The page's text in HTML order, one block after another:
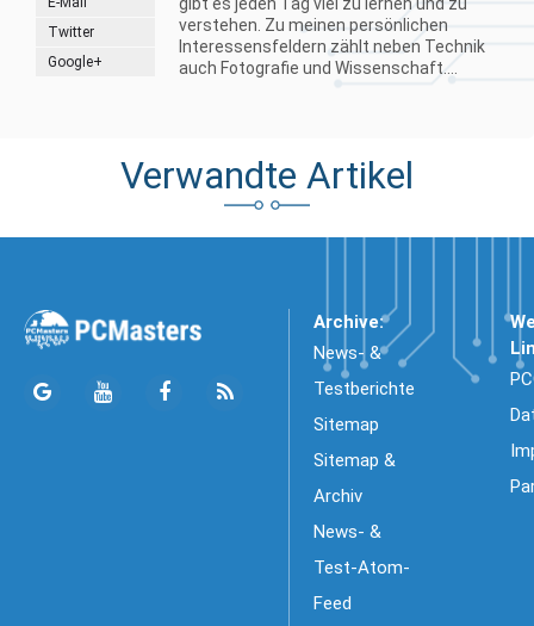
Twitter
Google+
verstehen. Zu meinen persönlichen
Interessensfeldern zählt neben Technik
auch Fotografie und Wissenschaft....
Verwandte Artikel
Archive:
News- &
Testberichte
Sitemap
Sitemap &
Archiv
News- &
Test-Atom-
Feed